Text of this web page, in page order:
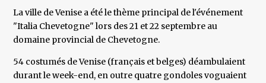
La ville de Venise a été le thème principal de l'événement
"Italia Chevetogne" lors des 21 et 22 septembre au
domaine provincial de Chevetogne.
54 costumés de Venise (français et belges) déambulaient
durant le week-end, en outre quatre gondoles voguaient